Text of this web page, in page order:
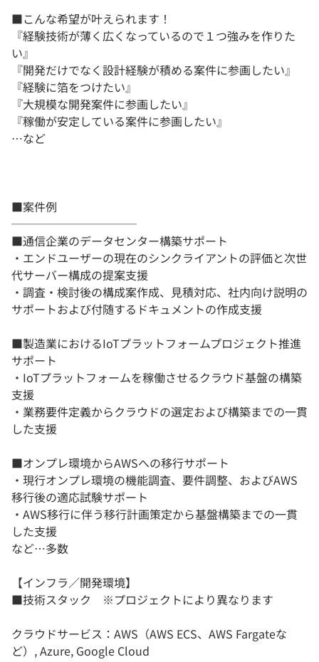
■こんな希望が叶えられます！
『経験技術が薄く広くなっているので１つ強みを作りた
い』
『開発だけでなく設計経験が積める案件に参画したい』
『経験に箔をつけたい』
『大規模な開発案件に参画したい』
『稼働が安定している案件に参画したい』
…など
■案件例
───────────
■通信企業のデータセンター構築サポート
・エンドユーザーの現在のシンクライアントの評価と次世
代サーバー構成の提案支援
・調査・検討後の構成案作成、見積対応、社内向け説明の
サポートおよび付随するドキュメントの作成支援
■製造業におけるIoTプラットフォームプロジェクト推進
サポート
・IoTプラットフォームを稼働させるクラウド基盤の構築
支援
・業務要件定義からクラウドの選定および構築までの一貫
した支援
■オンプレ環境からAWSへの移行サポート
・現行オンプレ環境の機能調査、要件調整、およびAWS
移行後の適応試験サポート
・AWS移行に伴う移行計画策定から基盤構築までの一貫
した支援
など…多数
【インフラ／開発環境】
■技術スタック ※プロジェクトにより異なります
クラウドサービス：AWS（AWS ECS、AWS Fargateな
ど）, Azure, Google Cloud